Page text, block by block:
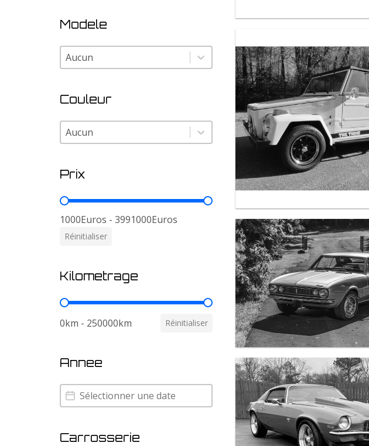
Modele
Modele
Modele
Couleur
Couleur
Couleur
Prix
Prix
1000Euros - 3991000Euros
Réinitialiser
Kilometrage
Kilometrage
0km - 250000km Réinitialiser
Annee
Annee
Annee
Carrosserie